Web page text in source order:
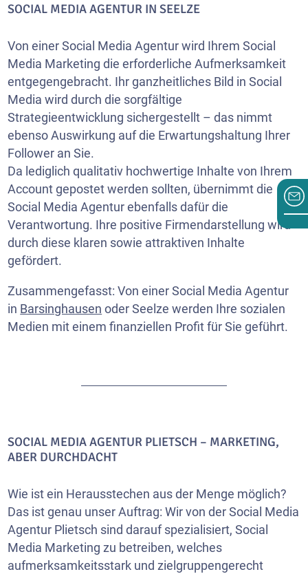
SOCIAL MEDIA AGENTUR IN SEELZE
Von einer Social Media Agentur wird Ihrem Social
Media Marketing die erforderliche Aufmerksamkeit
entgegengebracht. Ihr ganzheitliches Bild in Social
Media wird durch die sorgfältige
Strategieentwicklung sichergestellt – das nimmt
ebenso Auswirkung auf die Erwartungshaltung Ihrer
Follower an Sie.
Da lediglich qualitativ hochwertige Inhalte von Ihrem
Account gepostet werden sollten, übernimmt die
Social Media Agentur ebenfalls dafür die
Verantwortung. Ihre positive Firmendarstellung wird
durch diese klaren sowie attraktiven Inhalte
gefördert.
Zusammengefasst: Von einer Social Media Agentur
in Barsinghausen oder Seelze werden Ihre sozialen
Medien mit einem finanziellen Profit für Sie geführt.
SOCIAL MEDIA AGENTUR PLIETSCH – MARKETING,
ABER DURCHDACHT
Wie ist ein Herausstechen aus der Menge möglich?
Das ist genau unser Auftrag: Wir von der Social Media
Agentur Plietsch sind darauf spezialisiert, Social
Media Marketing zu betreiben, welches
aufmerksamkeitsstark und zielgruppengerecht